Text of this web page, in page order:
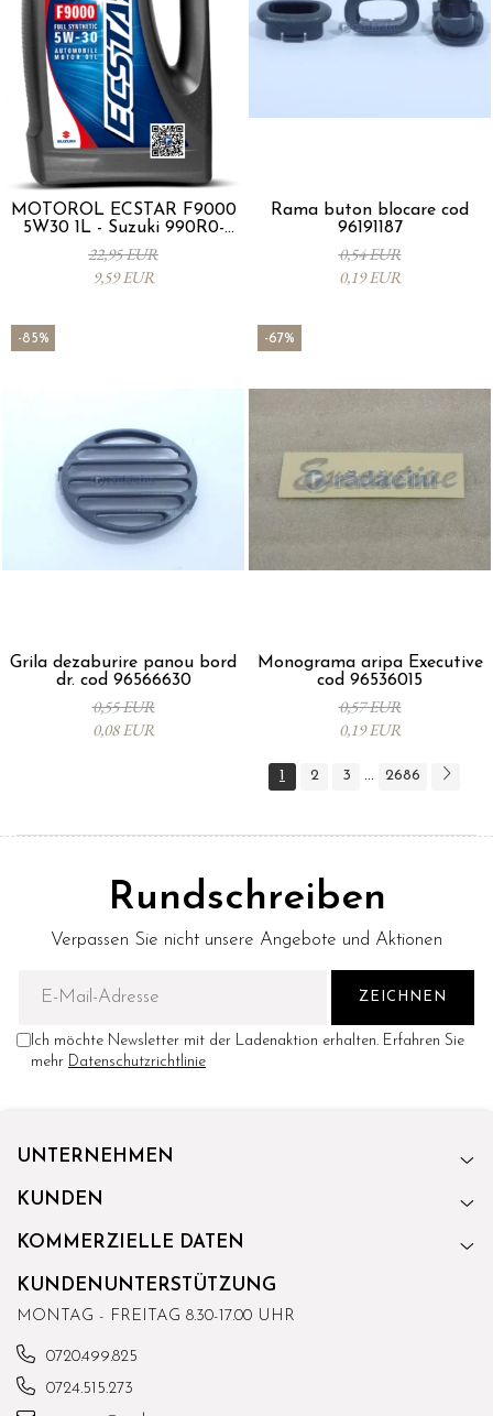
MOTORÖL ECSTAR F9000
5W30 1L - Suzuki 990R0-
21E72-001
22,95 EUR
9,59 EUR
Rama buton blocare cod
96191187
0,54 EUR
0,19 EUR
-85%
Grila dezaburire panou bord
dr. cod 96566630
0,55 EUR
0,08 EUR
-67%
Monograma aripa Executive
cod 96536015
0,57 EUR
0,19 EUR
1 2 3 ... 2686
Rundschreiben
Verpassen Sie nicht unsere Angebote und Aktionen
Ich möchte Newsletter mit der Ladenaktion erhalten. Erfahren Sie
mehr Datenschutzrichtlinie
UNTERNEHMEN
KUNDEN
KOMMERZIELLE DATEN
KUNDENUNTERSTÜTZUNG
MONTAG - FREITAG 8.30-17.00 UHR
0720.499.825
0724.515.273